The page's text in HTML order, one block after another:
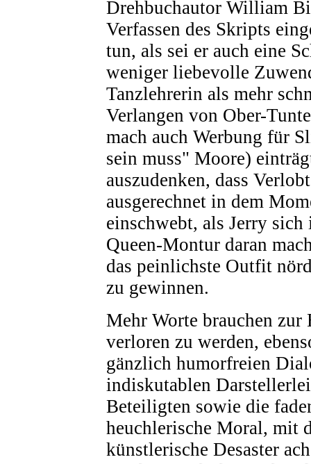
Drehbuchautor William
Verfassen des Skripts
tun, als sei er auch eine
weniger liebevolle
Tanzlehrerin als mehr
Verlangen von Ober-
mach auch Werbung für
sein muss" Moore)
auszudenken, dass
ausgerechnet in dem
einschwebt, als Jerry
Queen-Montur daran
das peinlichste Outfit
zu gewinnen.
Mehr Worte brauchen
verloren zu werden,
gänzlich humorfreien
indiskutablen
Beteiligten sowie die
heuchlerische Moral, mit
künstlerische Desaster